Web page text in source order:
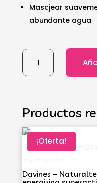
Masajear
abundante agua
BES
C1
cantidad
Productos
¡Oferta!
Davines –